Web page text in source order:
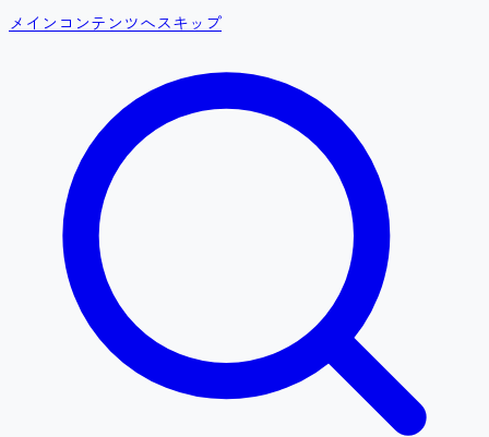
メインコンテンツへスキップ